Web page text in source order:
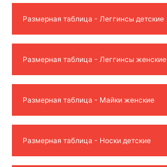
Размерная таблица - Леггинсы детские
Размерная таблица - Леггинсы женские
Размерная таблица - Майки женские
Размерная таблица - Носки детские